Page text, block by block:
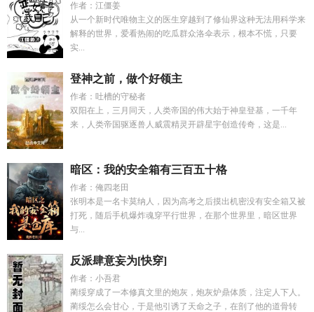
作者：江僵姜
从一个新时代唯物主义的医生穿越到了修仙界这种无法用科学来
解释的世界，爱看热闹的吃瓜群众洛伞表示，根本不慌，只要
实...
登神之前，做个好领主
作者：吐槽的守秘者
双阳在上，三月同天，人类帝国的伟大始于神皇登基，一千年
来，人类帝国驱逐兽人威震精灵开辟星宇创造传奇，这是...
暗区：我的安全箱有三百五十格
作者：俺四老田
张明本是一名卡莫纳人，因为高考之后摸出机密没有安全箱又被
打死，随后手机爆炸魂穿平行世界，在那个世界里，暗区世界
与...
反派肆意妄为[快穿]
作者：小吾君
蔺绥穿成了一本修真文里的炮灰，炮灰炉鼎体质，注定人下人。
蔺绥怎么会甘心，于是他引诱了天命之子，在剖了他的道骨转